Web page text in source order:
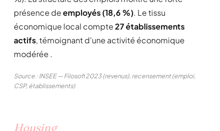
présence deemployés (18,6 %). Le tissu
économique local compte27 établissements
actifs, témoignant d'une activité économique
modérée .
Source : INSEE — Filosofi 2023 (revenus), recensement (emploi,
CSP, établissements)
Housing